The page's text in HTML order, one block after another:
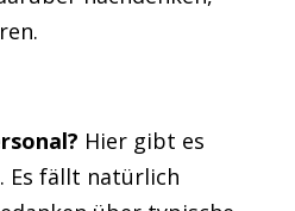
Hier gibt es
Es fällt natürlich